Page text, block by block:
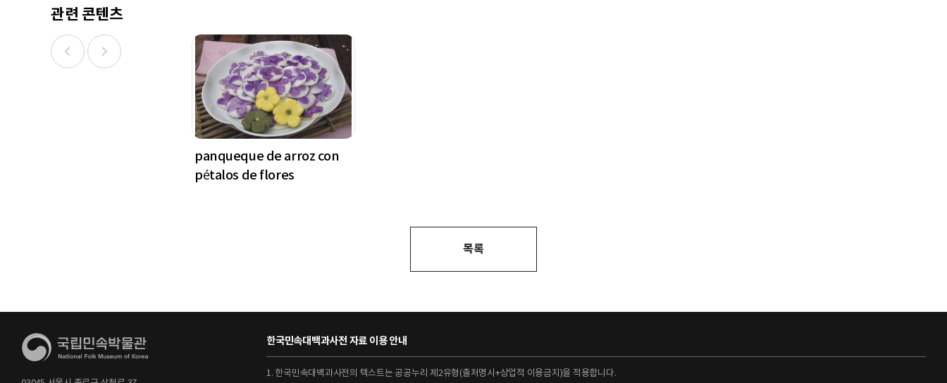
관련 콘텐츠
panqueque de arroz con
pétalos de flores
목록
한국민속대백과사전 자료 이용 안내
1. 한국민속대백과사전의 텍스트는 공공누리 제2유형(출처명시+상업적 이용금지)을 적용합니다.